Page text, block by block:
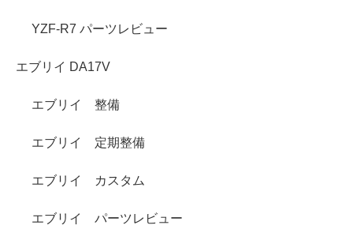
YZF-R7 パーツレビュー
エブリイ DA17V
エブリイ 整備
エブリイ 定期整備
エブリイ カスタム
エブリイ パーツレビュー